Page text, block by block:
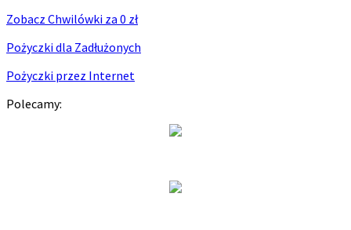
Zobacz Chwilówki za 0 zł
Pożyczki dla Zadłużonych
Pożyczki przez Internet
Polecamy: